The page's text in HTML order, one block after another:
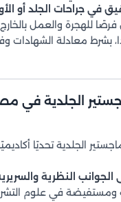
في جراحات الجلد أو
للهجرة والعمل
بشرط معادلة
الجلدية في
الجلدية تحديًا
الجوانب النظرية
ومستفيضة في علوم